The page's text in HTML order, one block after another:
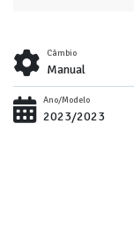
Câmbio
Manual
Ano/Modelo
2023/2023